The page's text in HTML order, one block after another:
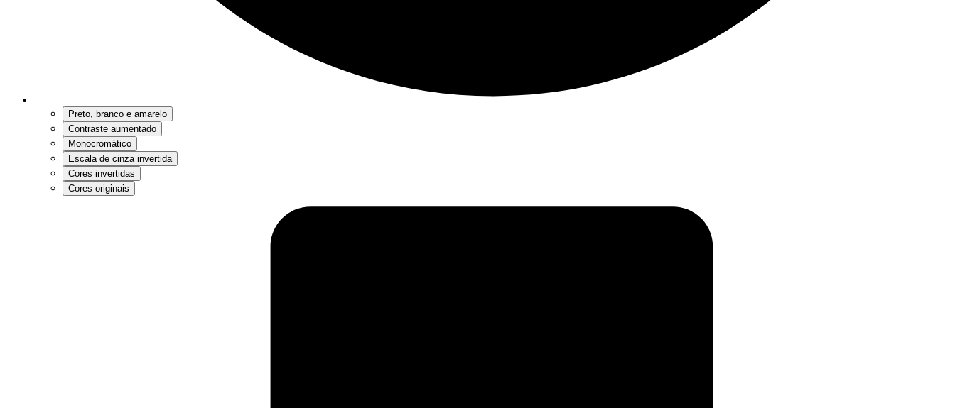
Preto, branco e amarelo
Contraste aumentado
Monocromático
Escala de cinza invertida
Cores invertidas
Cores originais